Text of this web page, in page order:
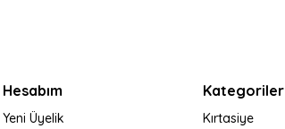
Hesabım
Yeni Üyelik
Kategoriler
Kırtasiye